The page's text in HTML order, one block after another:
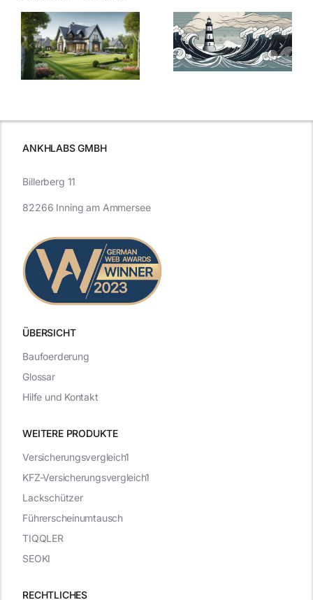
Bauzinsen im
Sturm: Die
aktuelle
Entwicklung
Die Evolution
der
Bauzinsen: Ein
Blick in die
ANKHLABS GMBH
ÜBERSICHT
WEITERE PRODUKTE
Versicherungsvergleich1
KFZ-Versicherungsvergleich1
Lackschützer
Führerscheinumtausch
TIQQLER
SEOKI
RECHTLICHES
Billerberg 11
82266 Inning am Ammersee
Baufoerderung
Glossar
Hilfe und Kontakt